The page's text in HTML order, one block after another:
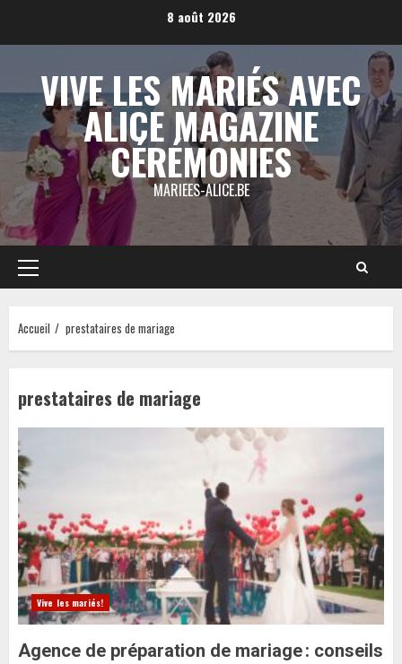
8 août 2026
VIVE LES MARIÉS AVEC
ALICE MAGAZINE
CÉRÉMONIES
MARIEES-ALICE.BE
Menu
principal
Accueil prestataires de mariage
prestataires de mariage
Vive les mariés!
Agence de préparation de mariage : conseils